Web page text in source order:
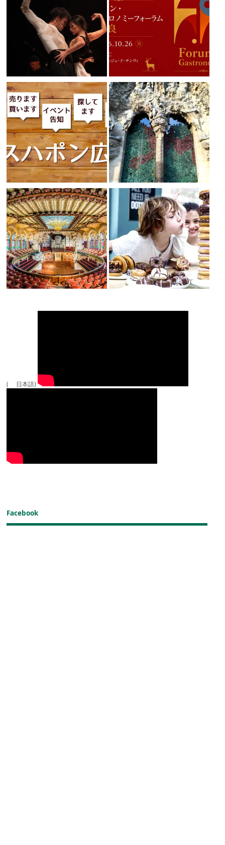
( 日本語)
Facebook